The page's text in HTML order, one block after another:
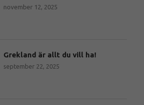
november 12, 2025
Grekland är allt du vill ha!
september 22, 2025